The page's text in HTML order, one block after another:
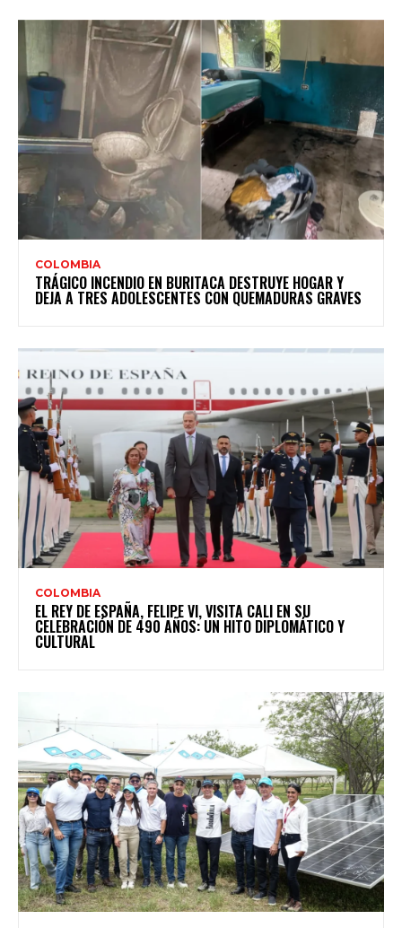
COLOMBIA
TRÁGICO INCENDIO EN BURITACA DESTRUYE HOGAR Y
DEJA A TRES ADOLESCENTES CON QUEMADURAS GRAVES
COLOMBIA
EL REY DE ESPAÑA, FELIPE VI, VISITA CALI EN SU
CELEBRACIÓN DE 490 AÑOS: UN HITO DIPLOMÁTICO Y
CULTURAL